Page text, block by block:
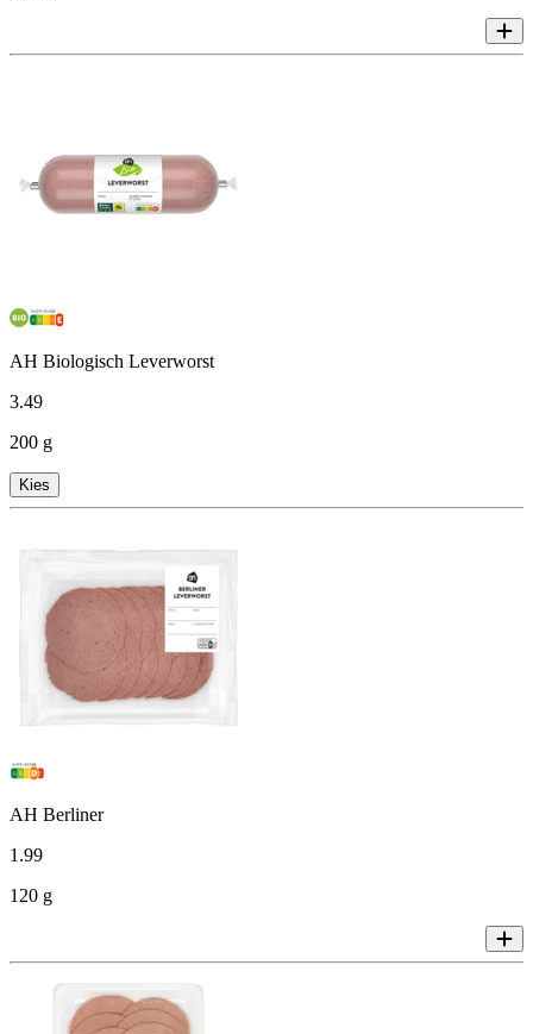
AH Biologisch Leverworst
3.49
200 g
Kies
AH Berliner
1.99
120 g